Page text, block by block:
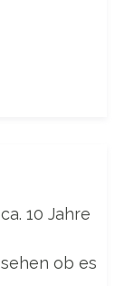
10 Jahre
ob es